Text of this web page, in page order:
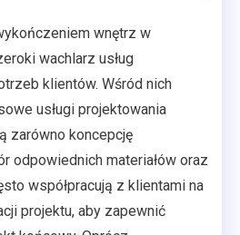
wnętrz w
wachlarz usług
klientów. Wśród nich
usługi projektowania
zarówno koncepcję
odpowiednich materiałów oraz
współpracują z klientami na
projektu, aby zapewnić